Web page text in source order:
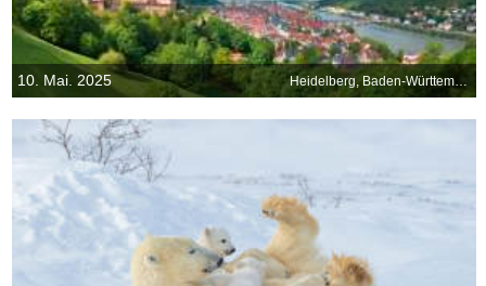
10. Mai. 2025 Heidelberg, Baden-Württemberg